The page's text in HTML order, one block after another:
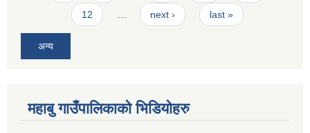
12 next › last »
अन्य
महाबु गाउँपालिकाको भिडियोहरु